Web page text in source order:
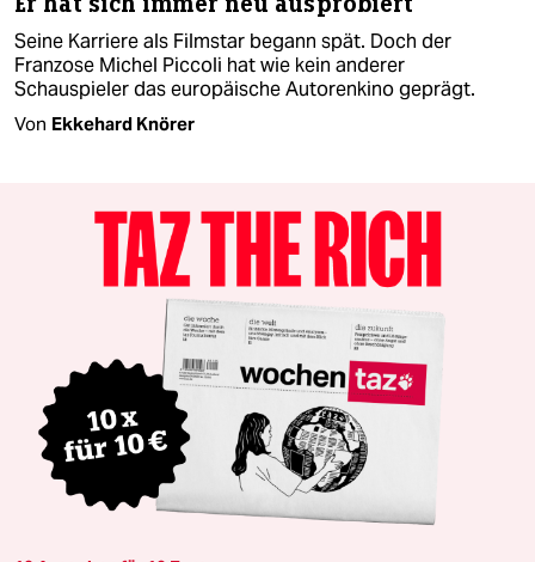
Seine Karriere als Filmstar begann spät. Doch der
Franzose Michel Piccoli hat wie kein anderer
Schauspieler das europäische Autorenkino geprägt.
Von Ekkehard Knörer